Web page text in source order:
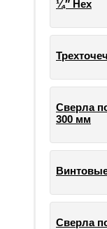
¼″ Hex
Сверла
300 мм
Сверла